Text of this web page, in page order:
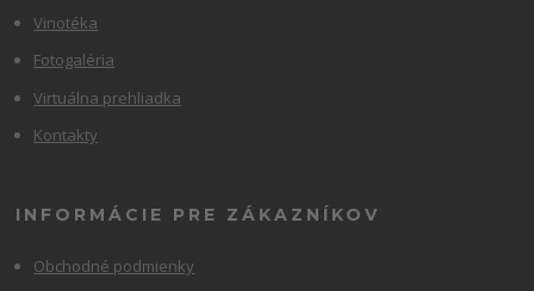
Vinotéka
Fotogaléria
Virtuálna prehliadka
Kontakty
INFORMÁCIE PRE ZÁKAZNÍKOV
Obchodné podmienky